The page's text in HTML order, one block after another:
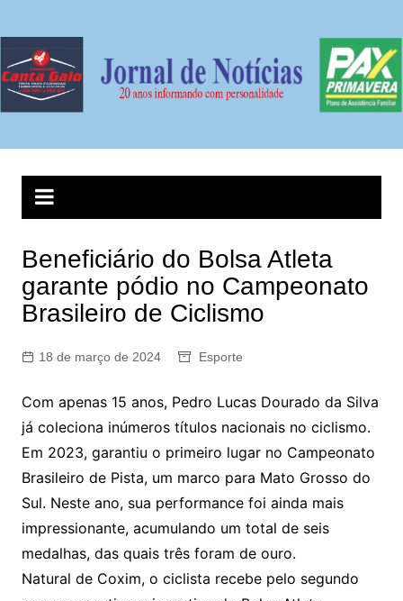
conteúdo
Beneficiário do Bolsa Atleta
garante pódio no Campeonato
Brasileiro de Ciclismo
18 de março de 2024 Esporte
Com apenas 15 anos, Pedro Lucas Dourado da Silva
já coleciona inúmeros títulos nacionais no ciclismo.
Em 2023, garantiu o primeiro lugar no Campeonato
Brasileiro de Pista, um marco para Mato Grosso do
Sul. Neste ano, sua performance foi ainda mais
impressionante, acumulando um total de seis
medalhas, das quais três foram de ouro.
Natural de Coxim, o ciclista recebe pelo segundo